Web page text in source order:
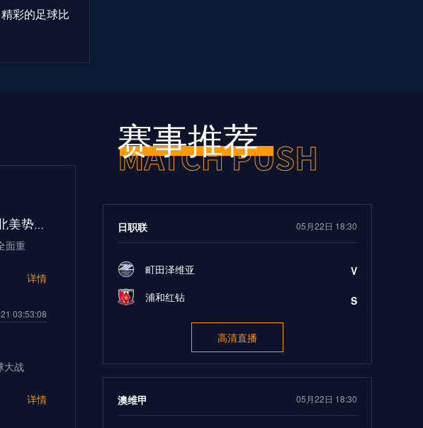
彩的足球比
2026世界杯48队新格局：美加墨共筑足球盛宴，北美势力版图全面重构
面重
详情
03:53:08
大战
详情
赛事推荐
日职联 05月22日 18:30
町田泽维亚
浦和红钻
V
S
高清直播
澳维甲 05月22日 18:30